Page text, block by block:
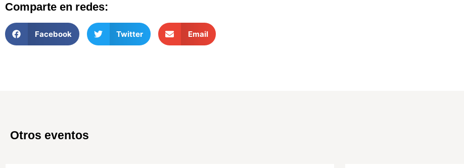
Comparte en redes:
Facebook Twitter Email
Otros eventos